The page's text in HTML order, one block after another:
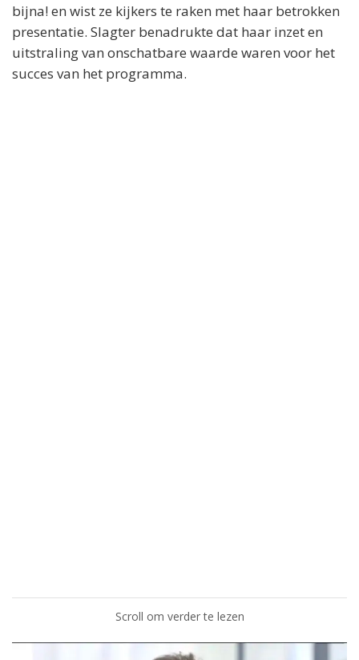
bijna! en wist ze kijkers te raken met haar betrokken
presentatie. Slagter benadrukte dat haar inzet en
uitstraling van onschatbare waarde waren voor het
succes van het programma.
Scroll om verder te lezen